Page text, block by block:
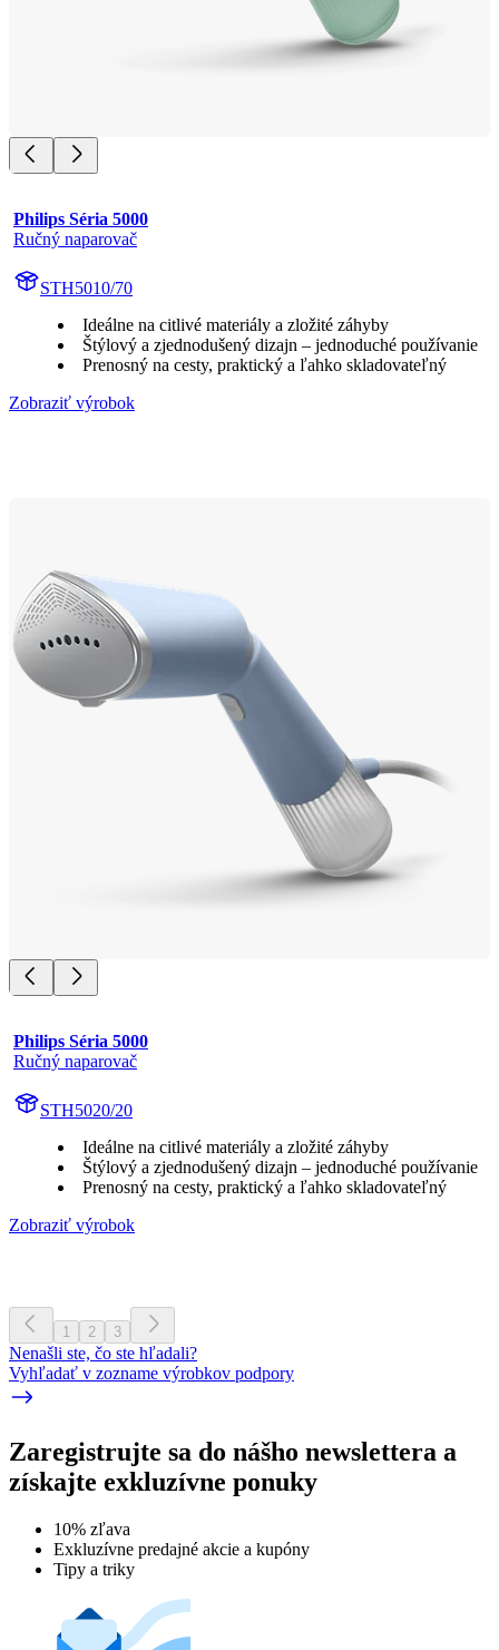
Philips Séria 5000
Ručný naparovač
STH5010/70
Ideálne na citlivé materiály a zložité záhyby
Štýlový a zjednodušený dizajn – jednoduché používanie
Prenosný na cesty, praktický a ľahko skladovateľný
Zobraziť výrobok
Philips Séria 5000
Ručný naparovač
STH5020/20
Ideálne na citlivé materiály a zložité záhyby
Štýlový a zjednodušený dizajn – jednoduché používanie
Prenosný na cesty, praktický a ľahko skladovateľný
Zobraziť výrobok
1 2 3
Nenašli ste, čo ste hľadali?
Vyhľadať v zozname výrobkov podpory
Zaregistrujte sa do nášho newslettera a
získajte exkluzívne ponuky
10% zľava
Exkluzívne predajné akcie a kupóny
Tipy a triky